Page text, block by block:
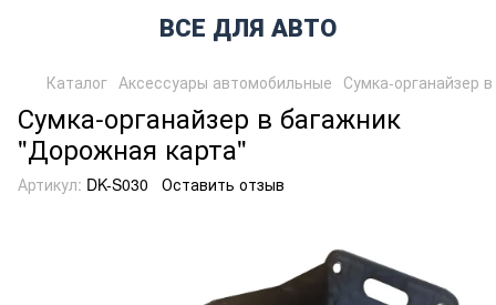
ВСЕ ДЛЯ АВТО
Каталог Аксессуары автомобильные Сумка-органайзер
Сумка-органайзер в багажник
"Дорожная карта"
Артикул: DK-S030 Оставить отзыв